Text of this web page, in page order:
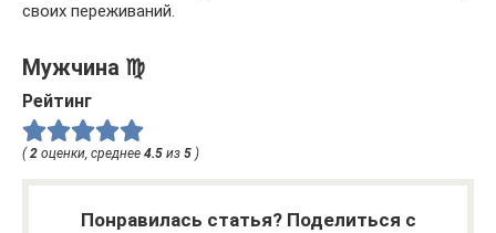
своих переживаний.
Мужчина ♍
Рейтинг
( 2 оценки, среднее 4.5 из 5 )
Понравилась статья? Поделиться с